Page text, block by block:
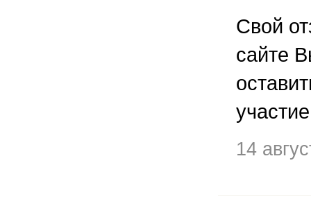
Свой
сайте
14